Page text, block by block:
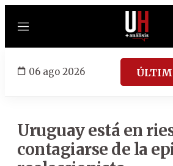
Menú
06 ago 2026
Uruguay está en
contagiarse de la